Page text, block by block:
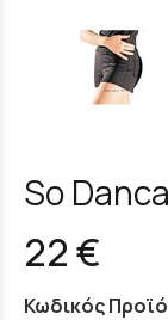
So
22 €
Κωδικός